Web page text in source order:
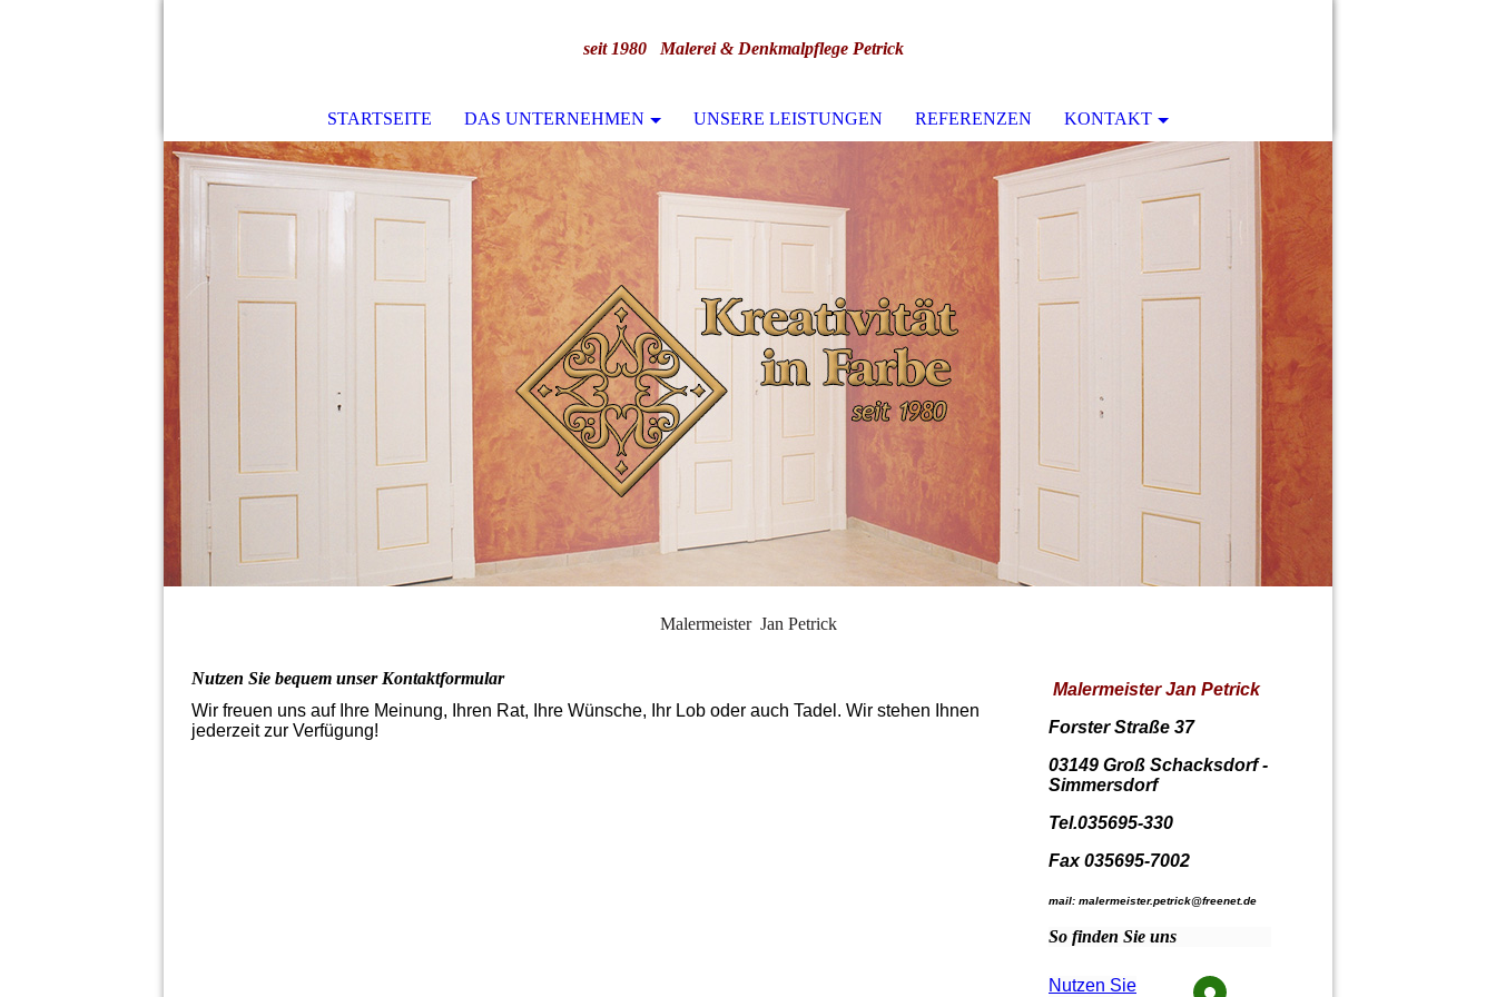
seit 1980 Malerei & Denkmalpflege Petrick
STARTSEITE DAS UNTERNEHMEN UNSERE LEISTUNGEN REFERENZEN KONTAKT
Malermeister Jan Petrick
Nutzen Sie bequem unser Kontaktformular
Wir freuen uns auf Ihre Meinung, Ihren Rat, Ihre Wünsche, Ihr Lob oder auch Tadel. Wir stehen Ihnen
jederzeit zur Verfügung!
Malermeister Jan Petrick
Forster Straße 37
03149 Groß Schacksdorf -
Simmersdorf
Tel.035695-330
Fax 035695-7002
mail: malermeister.petrick@freenet.de
So finden Sie uns
Nutzen Sie